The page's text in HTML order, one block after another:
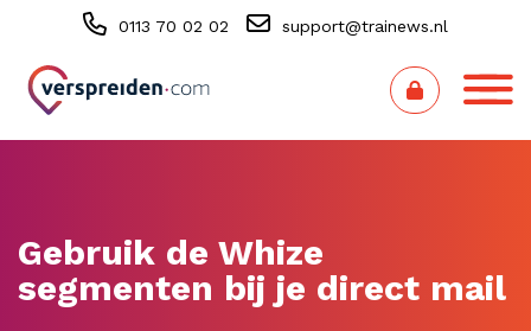
0113 70 02 02 support@trainews.nl
Gebruik de Whize
segmenten bij je direct mail